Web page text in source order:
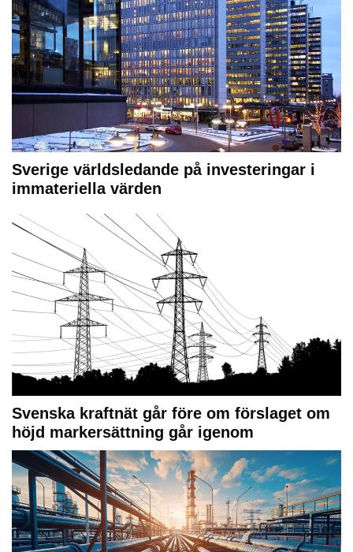
Sverige världsledande på investeringar i
immateriella värden
Svenska kraftnät går före om förslaget om
höjd markersättning går igenom